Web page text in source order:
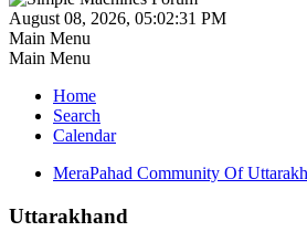
August 08, 2026, 05:02:31 PM
Main Menu
Main Menu
Home
Search
Calendar
MeraPahad Community Of
Uttarakhand